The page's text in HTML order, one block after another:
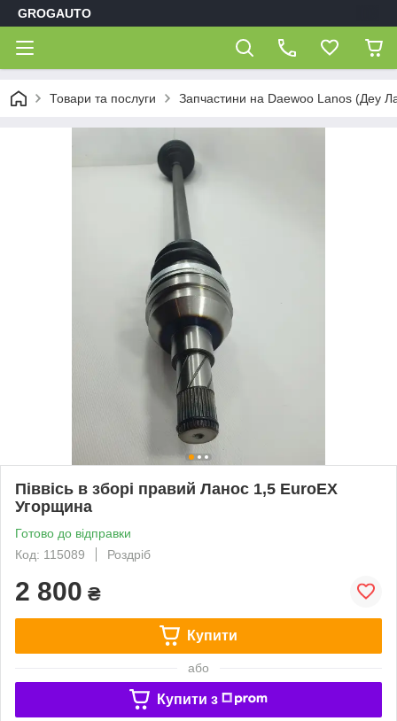
GROGAUTO
Товари та послуги Запчастини на Daewoo Lanos (Деу
Піввісь в зборі правий Ланос 1,5 EuroEX
Угорщина
Готово до відправки
Код: 115089
Роздріб
2 800 ₴
Купити
або
Купити з